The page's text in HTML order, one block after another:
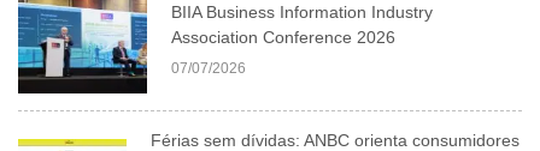
BIIA Business Information Industry
Association Conference 2026
07/07/2026
Férias sem dívidas: ANBC orienta consumidores